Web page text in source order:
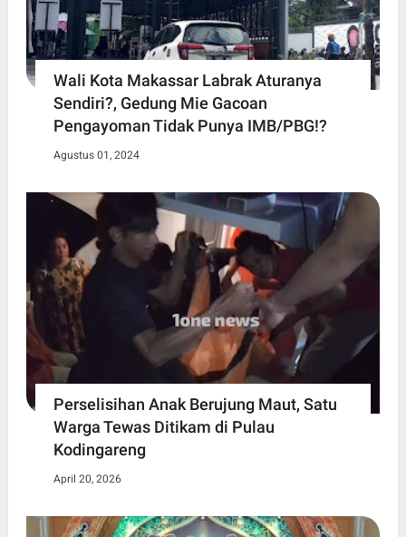
Wali Kota Makassar Labrak Aturanya
Sendiri?, Gedung Mie Gacoan
Pengayoman Tidak Punya IMB/PBG!?
Agustus 01, 2024
Perselisihan Anak Berujung Maut, Satu
Warga Tewas Ditikam di Pulau
Kodingareng
April 20, 2026